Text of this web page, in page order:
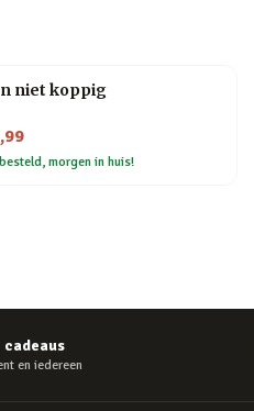
niet koppig
morgen in huis!
cadeaus
en iedereen